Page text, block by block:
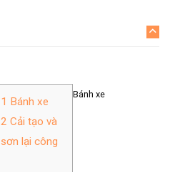
1 Bánh xe
2 Cải tạo và
sơn lại công
Bánh xe